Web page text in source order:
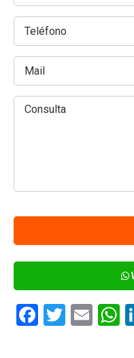
Facebook
Twitter